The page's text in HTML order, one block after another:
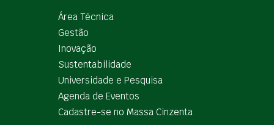
Área Técnica
Gestão
Inovação
Sustentabilidade
Universidade e Pesquisa
Agenda de Eventos
Cadastre-se no Massa Cinzenta